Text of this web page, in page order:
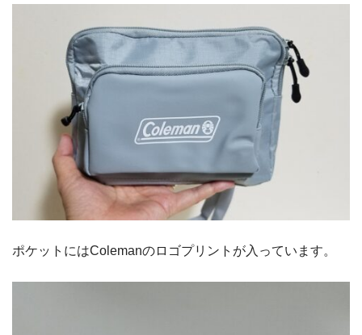
ポケットにはColemanのロゴプリントが入っています。